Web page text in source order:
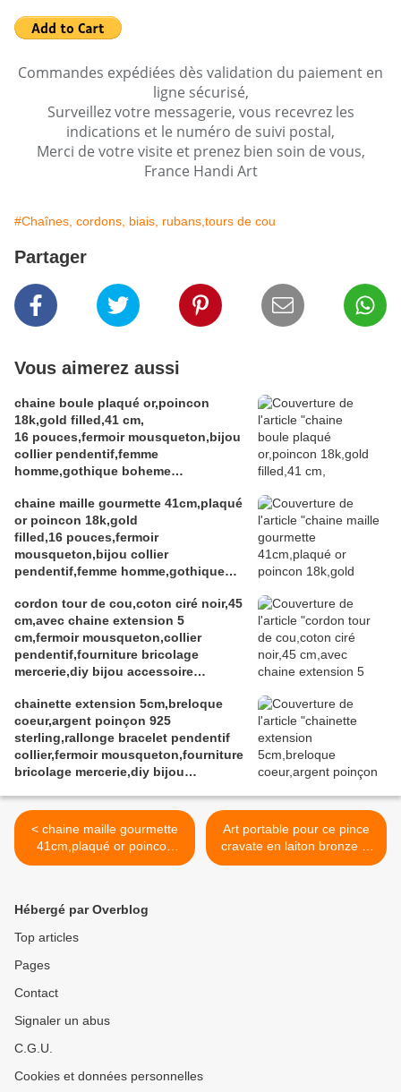
Commandes expédiées dès validation du paiement en
ligne sécurisé,
Surveillez votre messagerie, vous recevrez les
indications et le numéro de suivi postal,
Merci de votre visite et prenez bien soin de vous,
France Handi Art
#Chaînes, cordons, biais, rubans,tours de cou
Partager
Vous aimerez aussi
chaine boule plaqué or,poincon
18k,gold filled,41 cm,
16 pouces,fermoir mousqueton,bijou
collier pendentif,femme
homme,gothique boheme
victorien,kawaii,cadeau fete
ceremonie,anniversaire retraite
noel,st valentin mariage,amour amitié
chaine maille gourmette 41cm,plaqué
or poincon 18k,gold
filled,16 pouces,fermoir
mousqueton,bijou collier
pendentif,femme homme,gothique
victorien,kawaii,cadeau fete
ceremonie,anniversaire retraite
noel,st valentin mariage,amour amitié
cordon tour de cou,coton ciré noir,45
cm,avec chaine extension 5
cm,fermoir mousqueton,collier
pendentif,fourniture bricolage
mercerie,diy bijou accessoire
vintage retro,baroque punk
kawaii,boheme victorien
edouardien,ateliers du fait mains
chainette extension 5cm,breloque
coeur,argent poinçon 925
sterling,rallonge bracelet pendentif
collier,fermoir mousqueton,fourniture
bricolage mercerie,diy bijou
< chaine maille gourmette
41cm,plaqué or poincon
18k,gold
pendentif,femme
homme,gothique boheme
victorien,kawaii,cadeau fete
retraite noel,st valentin
mariage,amour amitié
Art portable pour ce pince
cravate en laiton bronze et
son cabochon rond en
Hébergé par Overblog
Top articles
Pages
Contact
Signaler un abus
C.G.U.
Cookies et données personnelles